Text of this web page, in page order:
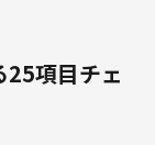
項目チェ